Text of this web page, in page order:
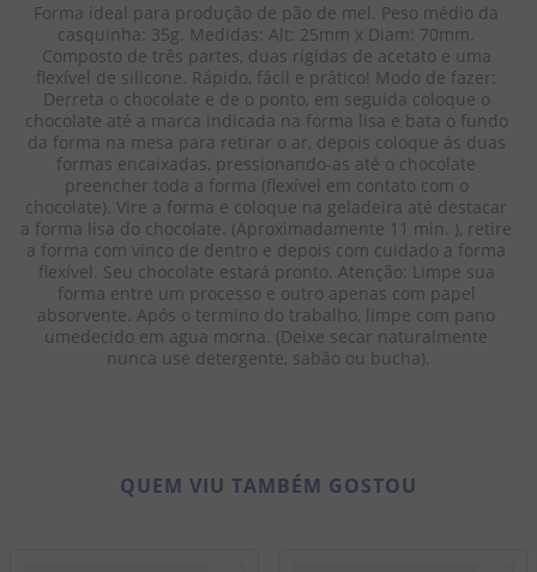
Forma ideal para produção de pão de mel. Peso médio da
casquinha: 35g. Medidas: Alt: 25mm x Diam: 70mm.
Composto de três partes, duas rígidas de acetato e uma
flexível de silicone. Rápido, fácil e prático! Modo de fazer:
Derreta o chocolate e de o ponto, em seguida coloque o
chocolate até a marca indicada na forma lisa e bata o fundo
da forma na mesa para retirar o ar, depois coloque ás duas
formas encaixadas, pressionando-as até o chocolate
preencher toda a forma (flexível em contato com o
chocolate). Vire a forma e coloque na geladeira até destacar
a forma lisa do chocolate. (Aproximadamente 11 min. ), retire
a forma com vinco de dentro e depois com cuidado a forma
flexível. Seu chocolate estará pronto. Atenção: Limpe sua
forma entre um processo e outro apenas com papel
absorvente. Após o termino do trabalho, limpe com pano
umedecido em agua morna. (Deixe secar naturalmente
nunca use detergente, sabão ou bucha).
QUEM VIU TAMBÉM GOSTOU